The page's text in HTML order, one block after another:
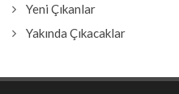
Yeni Çıkanlar
Yakında Çıkacaklar